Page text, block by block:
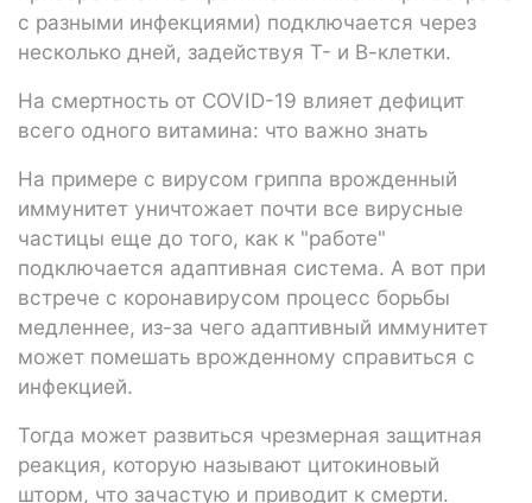
с разными инфекциями) подключается через
несколько дней, задействуя Т- и В-клетки.
На смертность от COVID-19 влияет дефицит
всего одного витамина: что важно знать
На примере с вирусом гриппа врожденный
иммунитет уничтожает почти все вирусные
частицы еще до того, как к "работе"
подключается адаптивная система. А вот при
встрече с коронавирусом процесс борьбы
медленнее, из-за чего адаптивный иммунитет
может помешать врожденному справиться с
инфекцией.
Тогда может развиться чрезмерная защитная
реакция, которую называют цитокиновый
шторм, что зачастую и приводит к смерти.